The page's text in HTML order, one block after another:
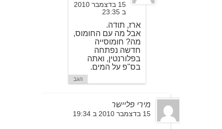
15 בדצמבר 2010
ב 23:35
ארז, תודה.
אבל מה עם החומוס,
מה? חומוסייה
חדשה נפתחה
בפלורנטין, ואתה
בס"פ על המים.
הגב
מירי פליישר
15 בדצמבר 2010 ב 19:34